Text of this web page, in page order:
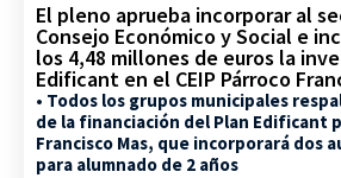
El pleno aprueba incorporar al
Consejo Económico y Social e
los 4,48 millones de euros la
Edificant en el CEIP Párroco
• Todos los grupos municipales
de la financiación del Plan Edificant
Francisco Mas, que incorporará dos
para alumnado de 2 años